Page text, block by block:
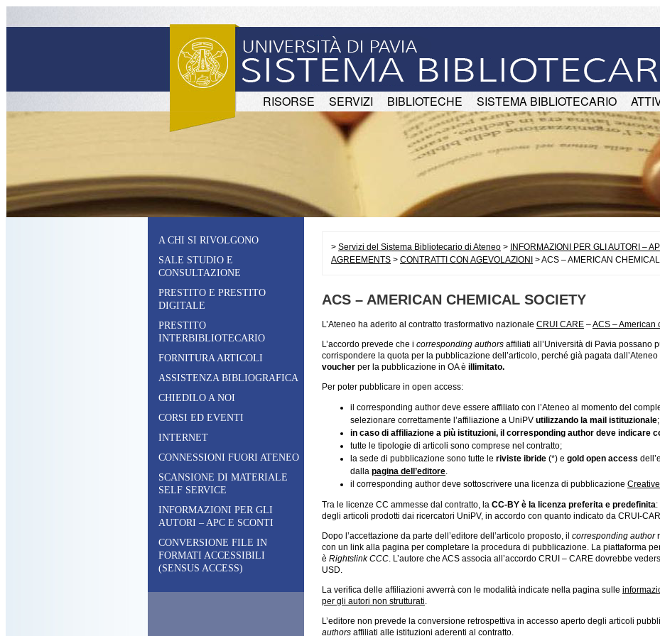
RISORSE SERVIZI BIBLIOTECHE SISTEMA BIBLIOTECARIO
A CHI SI RIVOLGONO
SALE STUDIO E
CONSULTAZIONE
PRESTITO E PRESTITO
DIGITALE
PRESTITO
INTERBIBLIOTECARIO
FORNITURA ARTICOLI
ASSISTENZA BIBLIOGRAFICA
CHIEDILO A NOI
CORSI ED EVENTI
INTERNET
CONNESSIONI FUORI ATENEO
SCANSIONE DI MATERIALE
SELF SERVICE
INFORMAZIONI PER GLI
AUTORI – APC E SCONTI
CONVERSIONE FILE IN
FORMATI ACCESSIBILI
(SENSUS ACCESS)
> Servizi del Sistema Bibliotecario di Ateneo > INFORMAZIONI PER GLI AUTORI –
AGREEMENTS > CONTRATTI CON AGEVOLAZIONI > ACS – AMERICAN
ACS – AMERICAN CHEMICAL SOCIETY
L’Ateneo ha aderito al contratto trasformativo nazionale CRUI CARE –ACS – American
L’accordo prevede che i corresponding authors affiliati all’Università di Pavia possano
corrispondere la quota per la pubblicazione dell’articolo, perché già pagata dall’Ateneo
voucher per la pubblicazione in OA è illimitato.
Per poter pubblicare in open access:
il corresponding author deve essere affiliato con l’Ateneo al momento del
selezionare correttamente l’affiliazione a UniPV utilizzando la mail istituzionale;
in caso di affiliazione a più istituzioni, il corresponding author deve indicare
tutte le tipologie di articoli sono comprese nel contratto;
la sede di pubblicazione sono tutte le riviste ibride (*) e gold open access
dalla pagina dell’editore.
il corresponding author deve sottoscrivere una licenza di pubblicazione
Tra le licenze CC ammesse dal contratto, la CC-BY è la licenza preferita e predefinita
degli articoli prodotti dai ricercatori UniPV, in accordo con quanto indicato da CRUI-
Dopo l’accettazione da parte dell’editore dell’articolo proposto, il corresponding author
con un link alla pagina per completare la procedura di pubblicazione. La piattaforma
è Rightslink CCC. L’autore che ACS associa all’accordo CRUI – CARE dovrebbe
USD.
La verifica delle affiliazioni avverrà con le modalità indicate nella pagina sulle
per gli autori non strutturati.
L’editore non prevede la conversione retrospettiva in accesso aperto degli articoli
authors affiliati alle istituzioni aderenti al contratto.